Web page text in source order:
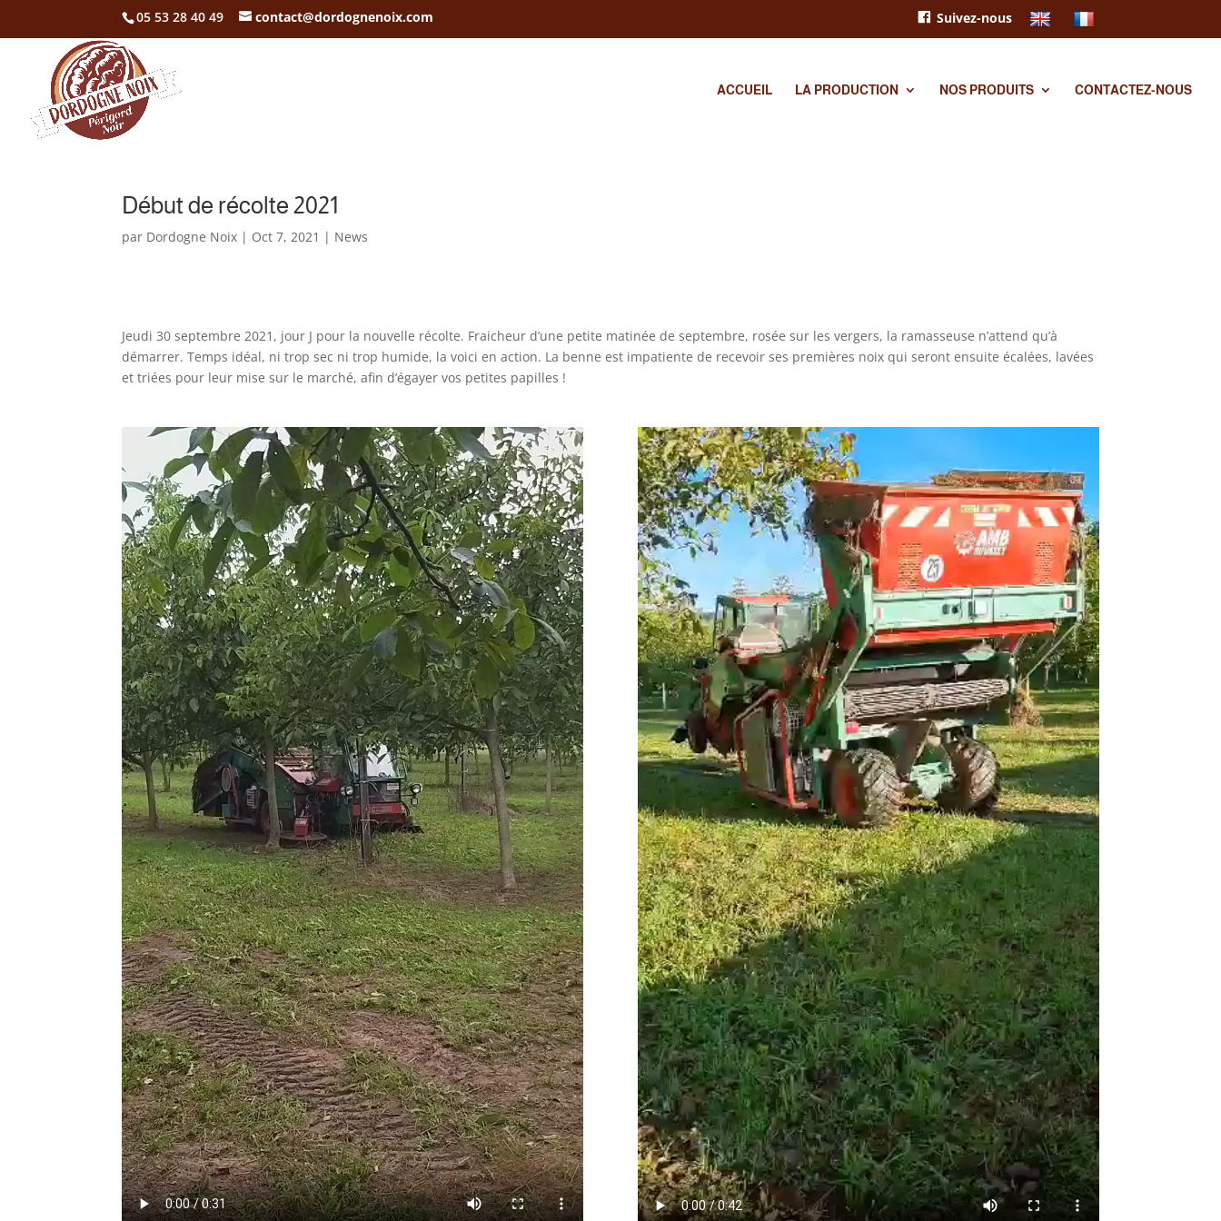
05 53 28 40 49 contact@dordognenoix.com Suivez-nous
ACCUEIL LA PRODUCTION NOS PRODUITS CONTACTEZ-NOUS
Début de récolte 2021
par Dordogne Noix | Oct 7, 2021 | News
Jeudi 30 septembre 2021, jour J pour la nouvelle récolte. Fraicheur d’une petite matinée de septembre, rosée sur les vergers, la ramasseuse n’attend qu’à
démarrer. Temps idéal, ni trop sec ni trop humide, la voici en action. La benne est impatiente de recevoir ses premières noix qui seront ensuite écalées, lavées
et triées pour leur mise sur le marché, afin d’égayer vos petites papilles !